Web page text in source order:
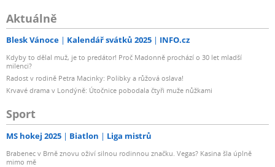
Aktuálně
Blesk Vánoce Kalendář svátků 2025 INFO.cz
Kdyby to dělal muž, je to predátor! Proč Madonně prochází o 30 let mladší
milenci?
Radost v rodině Petra Macinky: Polibky a růžová oslava!
Krvavé drama v Londýně: Útočnice pobodala čtyři muže nůžkami
Sport
MS hokej 2025 Biatlon Liga mistrů
Brabenec v Brně znovu oživí silnou rodinnou značku. Vegas? Kasina šla úplně
mimo mě